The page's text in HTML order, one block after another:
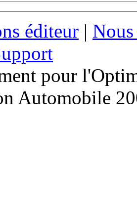
éditeur |
pour
Automobile